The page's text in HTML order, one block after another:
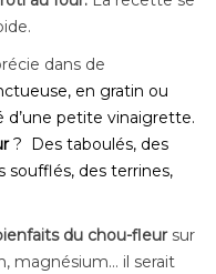
dans de
en gratin ou
d’une petite vinaigrette.
? Des taboulés, des
soufflés, des terrines,
du chou-fleursur
magnésium… il serait